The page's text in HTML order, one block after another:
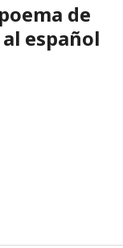
de
español